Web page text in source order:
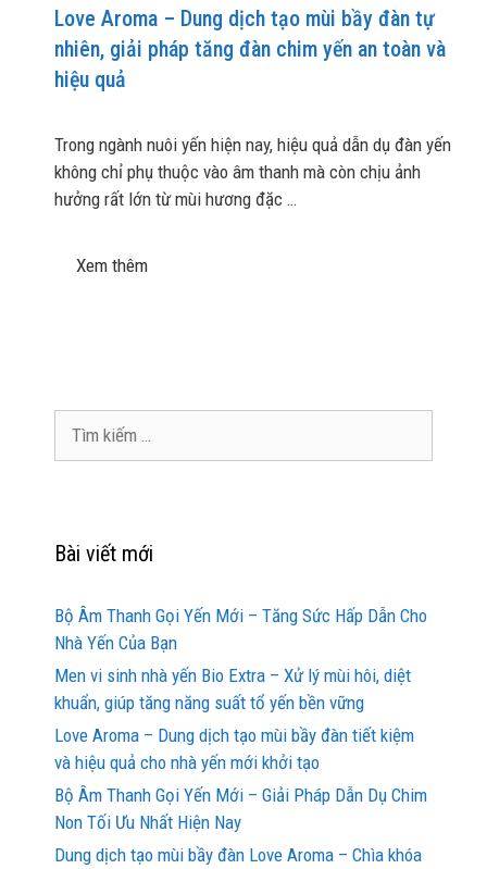
Love Aroma – Dung dịch tạo mùi bầy đàn tự
nhiên, giải pháp tăng đàn chim yến an toàn và
hiệu quả
Trong ngành nuôi yến hiện nay, hiệu quả dẫn dụ đàn yến
không chỉ phụ thuộc vào âm thanh mà còn chịu ảnh
hưởng rất lớn từ mùi hương đặc …
Xem thêm
Bài viết mới
Bộ Âm Thanh Gọi Yến Mới – Tăng Sức Hấp Dẫn Cho
Nhà Yến Của Bạn
Men vi sinh nhà yến Bio Extra – Xử lý mùi hôi, diệt
khuẩn, giúp tăng năng suất tổ yến bền vững
Love Aroma – Dung dịch tạo mùi bầy đàn tiết kiệm
và hiệu quả cho nhà yến mới khởi tạo
Bộ Âm Thanh Gọi Yến Mới – Giải Pháp Dẫn Dụ Chim
Non Tối Ưu Nhất Hiện Nay
Dung dịch tạo mùi bầy đàn Love Aroma – Chìa khóa